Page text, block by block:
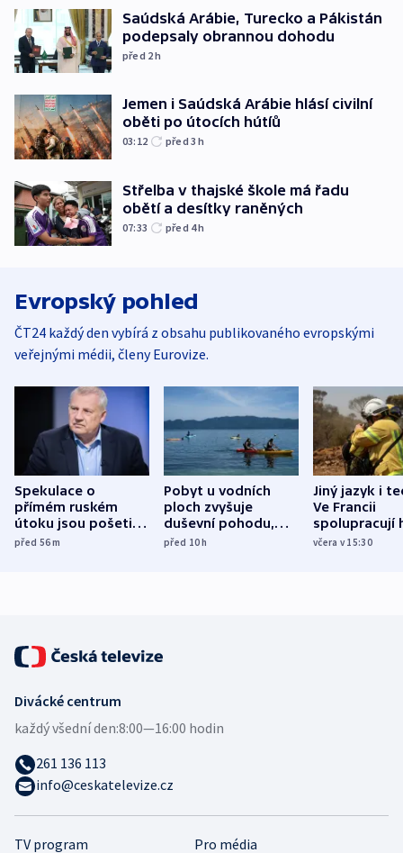
Saúdská Arábie, Turecko a Pákistán
podepsaly obrannou dohodu
před 2h
Jemen i Saúdská Arábie hlásí civilní
oběti po útocích hútíů
03:12 před 3h
Střelba v thajské škole má řadu
obětí a desítky raněných
07:33 před 4h
Evropský pohled
ČT24 každý den vybírá z obsahu publikovaného evropskými
veřejnými médii, členy Eurovize.
Spekulace o
přímém ruském
útoku jsou pošetilé,
míní estonský
před 56m
Pobyt u vodních
ploch zvyšuje
duševní pohodu,
ukázala
před 10h
Jiný jazyk i
Ve Francii
spolupracují
různých zemí
včera v 15:30
TV program Pro média
Divácké centrum
každý všední den:8:00—16:00 hodin
261 136 113
info@ceskatelevize.cz